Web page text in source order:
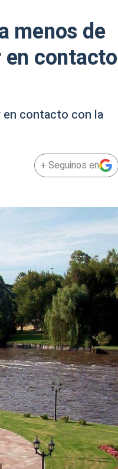
menos de
en contacto
en contacto con la
+ Seguinos en